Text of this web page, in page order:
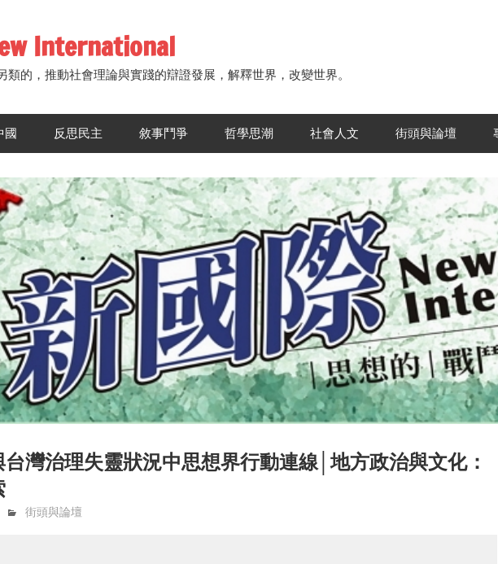
International
類的，推動社會理論與實踐的辯證發展，解釋世界，改變世界。
國 反思民主 敘事鬥爭 哲學思潮 社會人文 街頭與論壇
灣治理失靈狀況中思想界行動連線│地方政治與文化：
街頭與論壇